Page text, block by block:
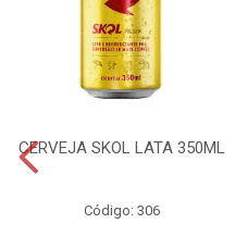
CERVEJA SKOL LATA 350ML
Código: 306